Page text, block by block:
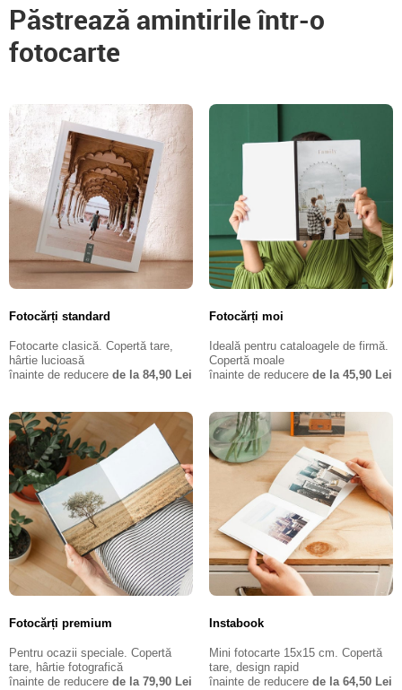
Păstrează amintirile într-o
fotocarte
Fotocărți standard
Fotocarte clasică. Copertă tare,
hârtie lucioasă
înainte de reducere de la 84,90 Lei
Fotocărți moi
Ideală pentru cataloagele de firmă.
Copertă moale
înainte de reducere de la 45,90 Lei
Fotocărți premium
Pentru ocazii speciale. Copertă
tare, hârtie fotografică
înainte de reducere de la 79,90 Lei
Instabook
Mini fotocarte 15x15 cm. Copertă
tare, design rapid
înainte de reducere de la 64,50 Lei